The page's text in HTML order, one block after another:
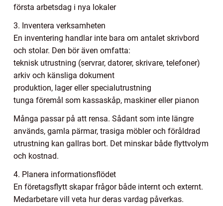
första arbetsdag i nya lokaler
3. Inventera verksamheten
En inventering handlar inte bara om antalet skrivbord
och stolar. Den bör även omfatta:
teknisk utrustning (servrar, datorer, skrivare, telefoner)
arkiv och känsliga dokument
produktion, lager eller specialutrustning
tunga föremål som kassaskåp, maskiner eller pianon
Många passar på att rensa. Sådant som inte längre
används, gamla pärmar, trasiga möbler och föråldrad
utrustning kan gallras bort. Det minskar både flyttvolym
och kostnad.
4. Planera informationsflödet
En företagsflytt skapar frågor både internt och externt.
Medarbetare vill veta hur deras vardag påverkas.